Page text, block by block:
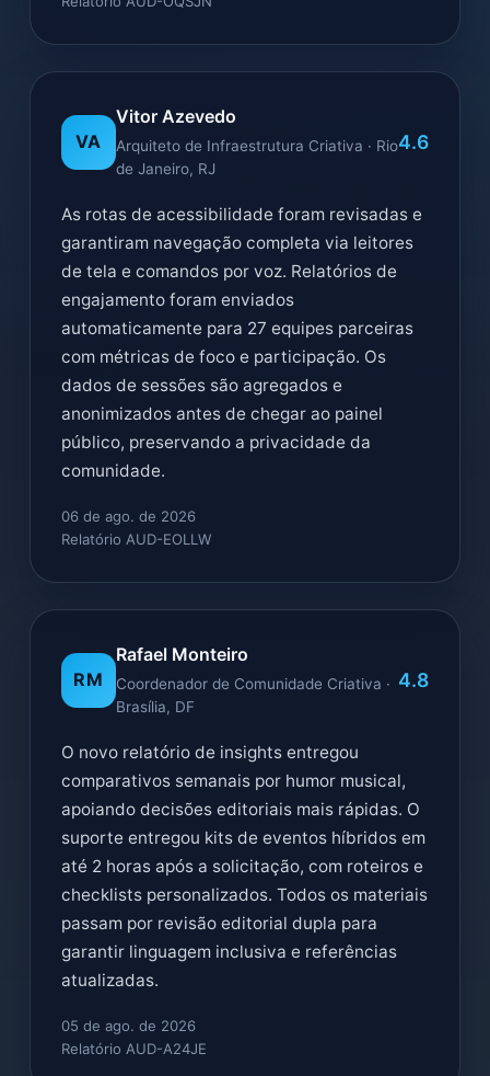
VA
Vitor Azevedo
Arquiteto de Infraestrutura Criativa · Rio
de Janeiro, RJ
4.6
As rotas de acessibilidade foram revisadas e
garantiram navegação completa via leitores
de tela e comandos por voz. Relatórios de
engajamento foram enviados
automaticamente para 27 equipes parceiras
com métricas de foco e participação. Os
dados de sessões são agregados e
anonimizados antes de chegar ao painel
público, preservando a privacidade da
comunidade.
06 de ago. de 2026
Relatório AUD-EOLLW
RM
Rafael Monteiro
Coordenador de Comunidade Criativa ·
Brasília, DF
4.8
O novo relatório de insights entregou
comparativos semanais por humor musical,
apoiando decisões editoriais mais rápidas. O
suporte entregou kits de eventos híbridos em
até 2 horas após a solicitação, com roteiros e
checklists personalizados. Todos os materiais
passam por revisão editorial dupla para
garantir linguagem inclusiva e referências
atualizadas.
05 de ago. de 2026
Relatório AUD-A24JE